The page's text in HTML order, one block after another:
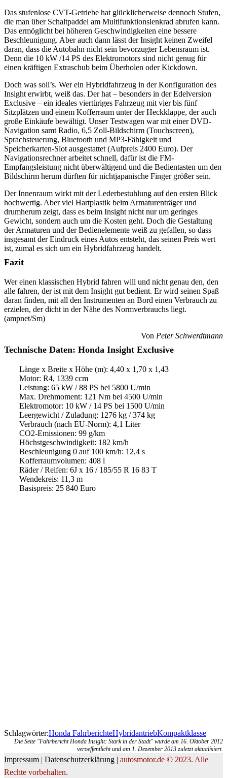
Das stufenlose CVT-Getriebe hat glücklicherweise dennoch Stufen,
die man über Schaltpaddel am Multifunktionslenkrad abrufen kann.
Das ermöglicht bei höheren Geschwindigkeiten eine bessere
Beschleunigung. Aber auch dann lässt der Insight keinen Zweifel
daran, dass die Autobahn nicht sein bevorzugter Lebensraum ist.
Denn die 10 kW /14 PS des Elektromotors sind nicht genug für
einen kräftigen Extraschub beim Überholen oder Kickdown.
Doch was soll’s. Wer ein Hybridfahrzeug in der Konfiguration des
Insight erwirbt, weiß das. Der hat – besonders in der Edelversion
Exclusive – ein ideales viertüriges Fahrzeug mit vier bis fünf
Sitzplätzen und einem Kofferraum unter der Heckklappe, der auch
große Einkäufe bewältigt. Unser Testwagen war mit einer DVD-
Navigation samt Radio, 6,5 Zoll-Bildschirm (Touchscreen),
Sprachsteuerung, Bluetooth und MP3-Fähigkeit und
Speicherkarten-Slot ausgestattet (Aufpreis 2400 Euro). Der
Navigationsrechner arbeitet schnell, dafür ist die FM-
Empfangsleistung nicht überwältigend und die Bedientasten um den
Bildschirm herum dürften für nichtjapanische Finger größer sein.
Der Innenraum wirkt mit der Lederbestuhlung auf den ersten Blick
hochwertig. Aber viel Hartplastik beim Armaturenträger und
drumherum zeigt, dass es beim Insight nicht nur um geringes
Gewicht, sondern auch um die Kosten geht. Doch die Gestaltung
der Armaturen und der Bedienelemente weiß zu gefallen, so dass
insgesamt der Eindruck eines Autos entsteht, das seinen Preis wert
ist, zumal es sich um ein Hybridfahrzeug handelt.
Fazit
Wer einen klassischen Hybrid fahren will und nicht genau den, den
alle fahren, der ist mit dem Insight gut bedient. Er wird seinen Spaß
daran finden, mit all den Instrumenten an Bord einen Verbrauch zu
erzielen, der dicht in der Nähe des Normverbrauchs liegt.
(ampnet/Sm)
Von Peter Schwerdtmann
Technische Daten: Honda Insight Exclusive
Länge x Breite x Höhe (m): 4,40 x 1,70 x 1,43
Motor: R4, 1339 ccm
Leistung: 65 kW / 88 PS bei 5800 U/min
Max. Drehmoment: 121 Nm bei 4500 U/min
Elektromotor: 10 kW / 14 PS bei 1500 U/min
Leergewicht / Zuladung: 1276 kg / 374 kg
Verbrauch (nach EU-Norm): 4,1 Liter
CO2-Emissionen: 99 g/km
Höchstgeschwindigkeit: 182 km/h
Beschleunigung 0 auf 100 km/h: 12,4 s
Kofferraumvolumen: 408 l
Räder / Reifen: 6J x 16 / 185/55 R 16 83 T
Wendekreis: 11,3 m
Basispreis: 25 840 Euro
Schlagwörter:Honda FahrberichteHybridantriebKompaktklasse
Die Seite "Fahrbericht Honda Insight: Stark in der Stadt" wurde am 16. Oktober 2012
veroeffentlicht und am 1. Dezember 2013 zuletzt aktualisiert.
Impressum | Datenschutzerklärung | autosmotor.de © 2023. Alle
Rechte vorbehalten.